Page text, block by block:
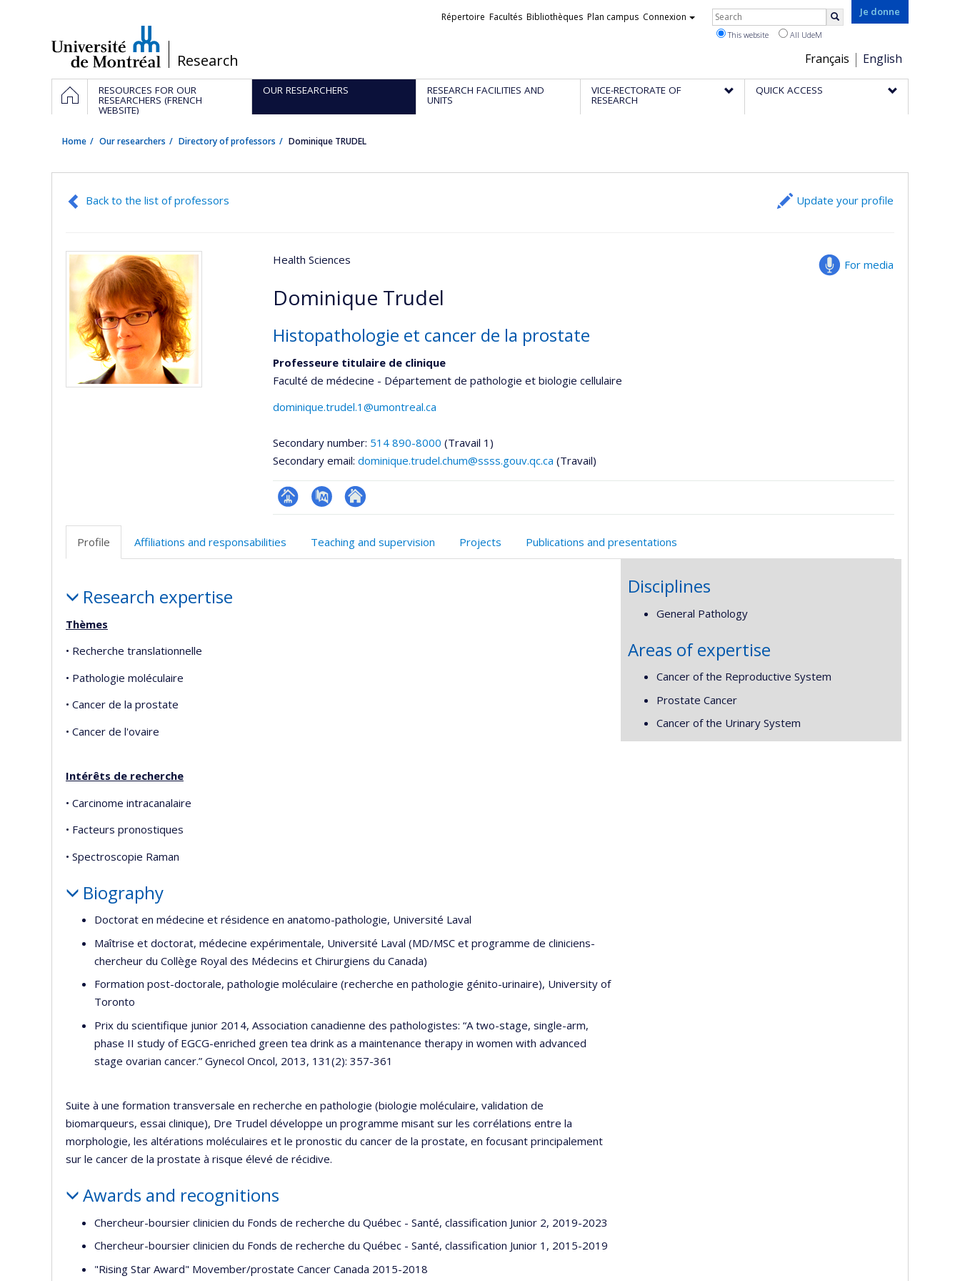
/Research
Je donne
Choix
de
la
Français English
Liens
Répertoire Facultés Bibliothèques Plan campus Connexion Rechercher
This website All UdeM
Navigation
principale
HOMERESOURCES FOR OUR
RESEARCHERS (FRENCH
WEBSITE)
OUR RESEARCHERS RESEARCH FACILITIES AND
UNITS
VICE-RECTORATE OF
RESEARCH
QUICK ACCESS
Home Our researchers Directory of professors Dominique TRUDEL
Back to the list of professors Update your profile
For media
Health Sciences
Dominique Trudel
Histopathologie et cancer de la prostate
Professeure titulaire de clinique
Faculté de médecine - Département de pathologie et biologie cellulaire
dominique.trudel.1@umontreal.ca
Secondary number: 514 890-8000 (Travail 1)
Secondary email: dominique.trudel.chum@ssss.gouv.qc.ca (Travail)
Page
(faculté,département,école)
PubMedAutre
web
Profile Affiliations and responsabilities Teaching and supervision Projects Publications and presentations
Research expertise
Thèmes
• Recherche translationnelle
• Pathologie moléculaire
• Cancer de la prostate
• Cancer de l'ovaire
Intérêts de recherche
• Carcinome intracanalaire
• Facteurs pronostiques
• Spectroscopie Raman
Biography
Doctorat en médecine et résidence en anatomo-pathologie, Université Laval
Maîtrise et doctorat, médecine expérimentale, Université Laval (MD/MSC et programme de cliniciens-
chercheur du Collège Royal des Médecins et Chirurgiens du Canada)
Formation post-doctorale, pathologie moléculaire (recherche en pathologie génito-urinaire), University of
Toronto
Prix du scientifique junior 2014, Association canadienne des pathologistes: “A two-stage, single-arm,
phase II study of EGCG-enriched green tea drink as a maintenance therapy in women with advanced
stage ovarian cancer.” Gynecol Oncol, 2013, 131(2): 357-361
Suite à une formation transversale en recherche en pathologie (biologie moléculaire, validation de
biomarqueurs, essai clinique), Dre Trudel développe un programme misant sur les corrélations entre la
morphologie, les altérations moléculaires et le pronostic du cancer de la prostate, en focusant principalement
sur le cancer de la prostate à risque élevé de récidive.
Awards and recognitions
Chercheur-boursier clinicien du Fonds de recherche du Québec - Santé, classification Junior 2, 2019-2023
Chercheur-boursier clinicien du Fonds de recherche du Québec - Santé, classification Junior 1, 2015-2019
"Rising Star Award" Movember/prostate Cancer Canada 2015-2018
Disciplines
General Pathology
Areas of expertise
Cancer of the Reproductive System
Prostate Cancer
Cancer of the Urinary System